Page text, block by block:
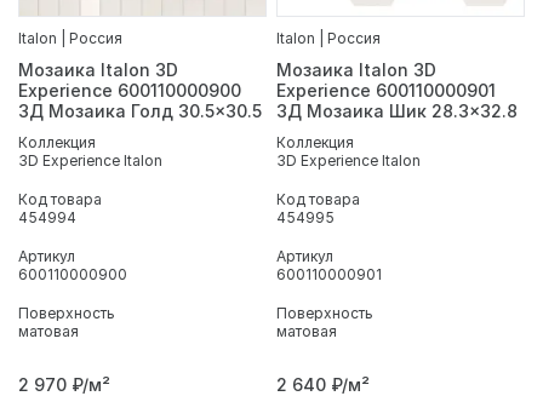
Italon | Россия
Мозаика Italon 3D
Experience 600110000900
3Д Мозаика Голд 30.5x30.5
Коллекция
3D Experience Italon
Код товара
454994
Артикул
600110000900
Поверхность
матовая
2 970 ₽/м²
Italon | Россия
Мозаика Italon 3D
Experience 600110000901
3Д Мозаика Шик 28.3x32.8
Коллекция
3D Experience Italon
Код товара
454995
Артикул
600110000901
Поверхность
матовая
2 640 ₽/м²